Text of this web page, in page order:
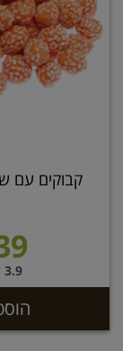
קבוקים עם
₪
3.9 ל 100 גרם